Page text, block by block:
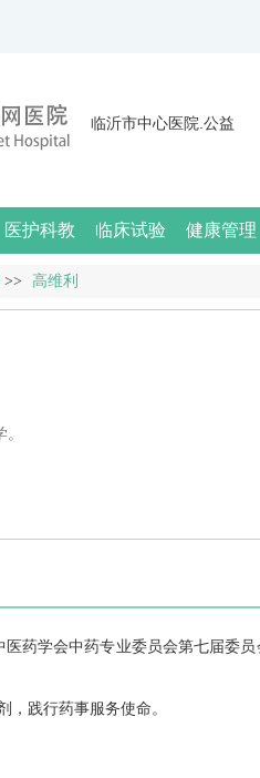
临沂市中心医院.公益
医护科教 临床试验 健康管理
>> 高维利
药学会中药专业委员会第七届委
践行药事服务使命。